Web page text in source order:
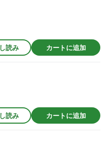
読み カートに追加
読み カートに追加